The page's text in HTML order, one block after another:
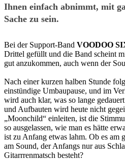
Ihnen einfach abnimmt, mit
Sache zu sein.
Bei der Support-Band VOODOO
Drittel gefüllt und die Band scheint
gut anzukommen, auch wenn der
Nach einer kurzen halben Stunde
einstündige Umbaupause, und im
wird auch klar, was so lange
und Aufbauten wird heute nicht
„Moonchild“ einleiten, ist die
so ausgelassen, wie man es hätte
ist zu Anfang etwas lahm. Ob es am
am Sound, der Anfangs nur aus
Gitarrrenmatsch besteht?